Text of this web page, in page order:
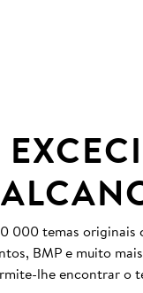
000 temas
BMP e muito
lhe encontrar o